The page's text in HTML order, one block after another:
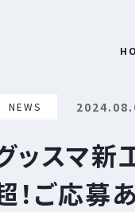
NEWS
ッスマ新
！ご応募